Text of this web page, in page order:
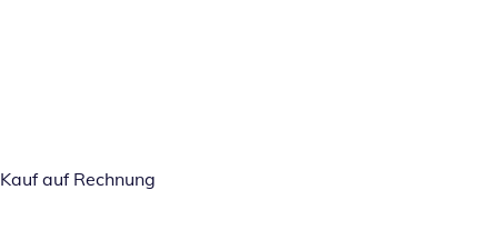
Kauf auf Rechnung